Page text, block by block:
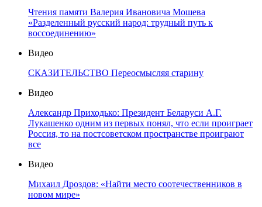
Чтения памяти Валерия Ивановича Мошева
«Разделенный русский народ: трудный путь к
воссоединению»
Видео
СКАЗИТЕЛЬСТВО Переосмысляя старину
Видео
Александр Приходько: Президент Беларуси А.Г.
Лукашенко одним из первых понял, что если проиграет
Россия, то на постсоветском пространстве проиграют
все
Видео
Михаил Дроздов: «Найти место соотечественников в
новом мире»